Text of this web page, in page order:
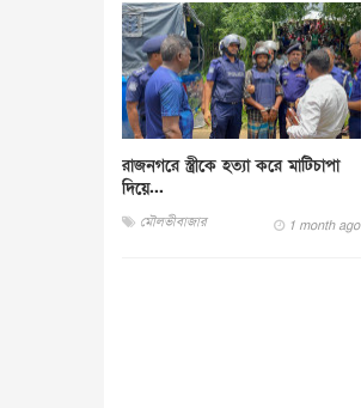
রাজনগরে স্ত্রীকে হত্যা করে মাটিচাপা
দিয়ে...
মৌলভীবাজার 1 month ago